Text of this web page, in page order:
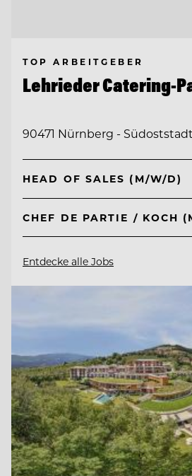
TOP ARBEITGEBER
Lehrieder Catering-
90471 Nürnberg -
HEAD OF SALES (M/W/D)
CHEF DE PARTIE / KOCH
Entdecke alle Jobs